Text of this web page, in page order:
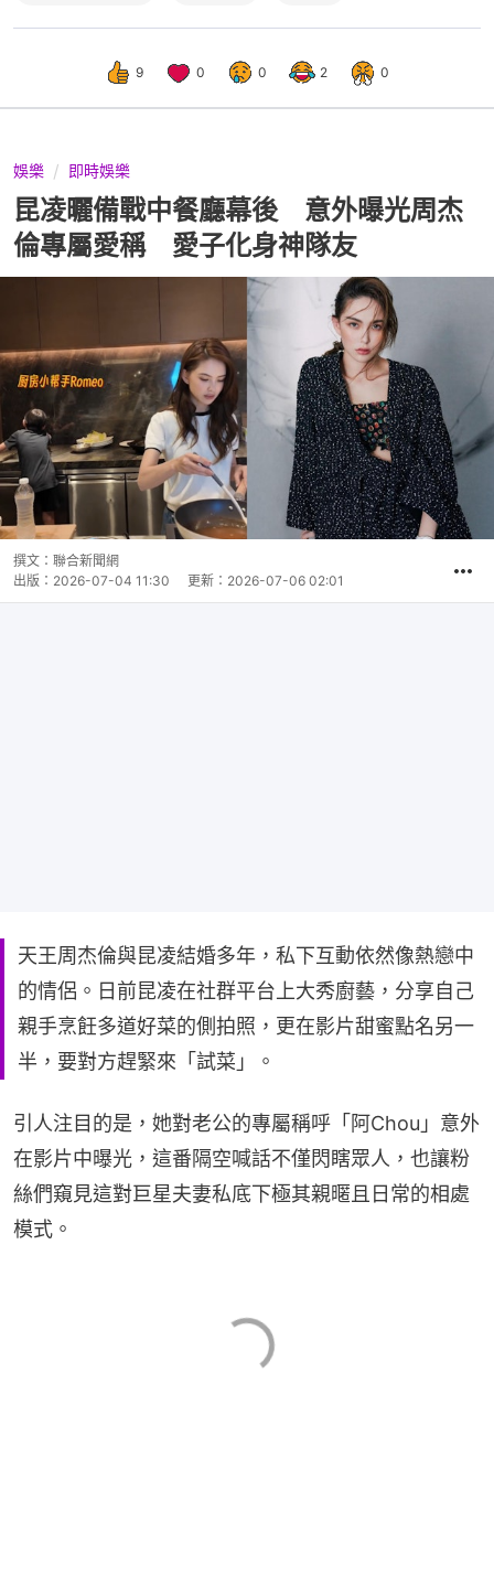
9 0 0 2 0
娛樂 即時娛樂
昆凌曬備戰中餐廳幕後 意外曝光周杰
倫專屬愛稱 愛子化身神隊友
撰文： 聯合新聞網
出版： 2026-07-04 11:30 更新： 2026-07-06 02:01
天王周杰倫與昆凌結婚多年，私下互動依然像熱戀中
的情侶。日前昆凌在社群平台上大秀廚藝，分享自己
親手烹飪多道好菜的側拍照，更在影片甜蜜點名另一
半，要對方趕緊來「試菜」。
引人注目的是，她對老公的專屬稱呼「阿Chou」意外
在影片中曝光，這番隔空喊話不僅閃瞎眾人，也讓粉
絲們窺見這對巨星夫妻私底下極其親暱且日常的相處
模式。